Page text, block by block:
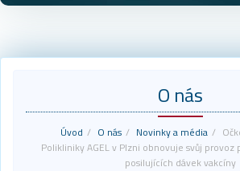
O nás
Úvod O nás Novinky a média
Polikliniky AGEL v Plzni obnovuje svůj provoz
posilujících dávek vakcíny